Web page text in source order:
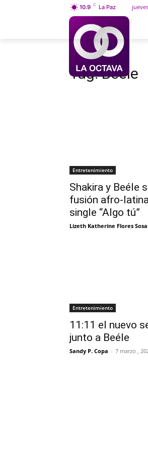
10.9 C La Paz
Etiquetas Beéle
Tag:Beéle
Entretenimiento
Shakira y Beéle
fusión afro-
single “Algo tú”
Lizeth Katherine Flores Sosa
Entretenimiento
11:11 el nuevo
junto a Beéle
Sandy P. Copa - 7 marzo ,